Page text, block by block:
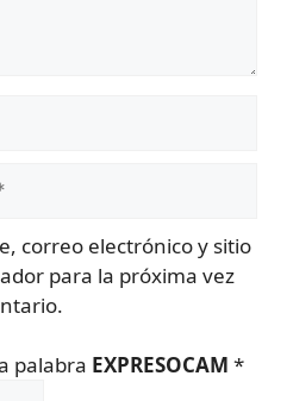
correo electrónico y sitio
para la próxima vez
palabra EXPRESOCAM *